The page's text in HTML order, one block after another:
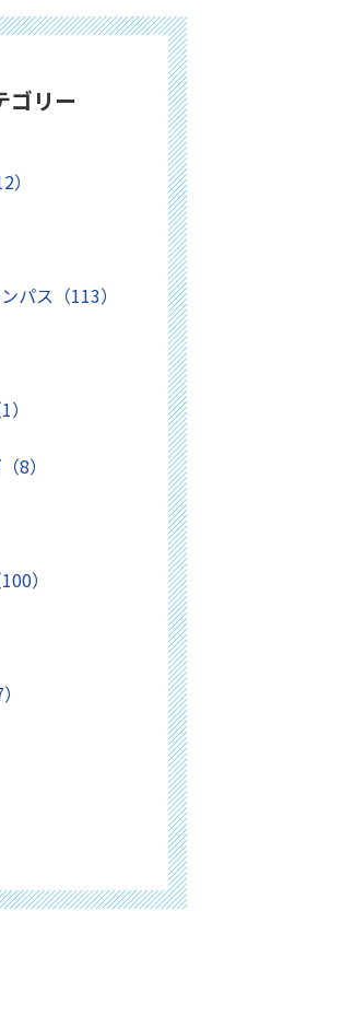
ゴリー
パス（113）
8）
）